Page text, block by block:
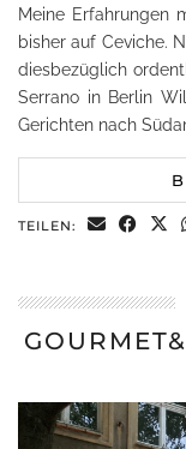
Meine Erfahrungen
bisher auf Ceviche.
diesbezüglich
Serrano in Berlin
Gerichten nach
TEILEN: